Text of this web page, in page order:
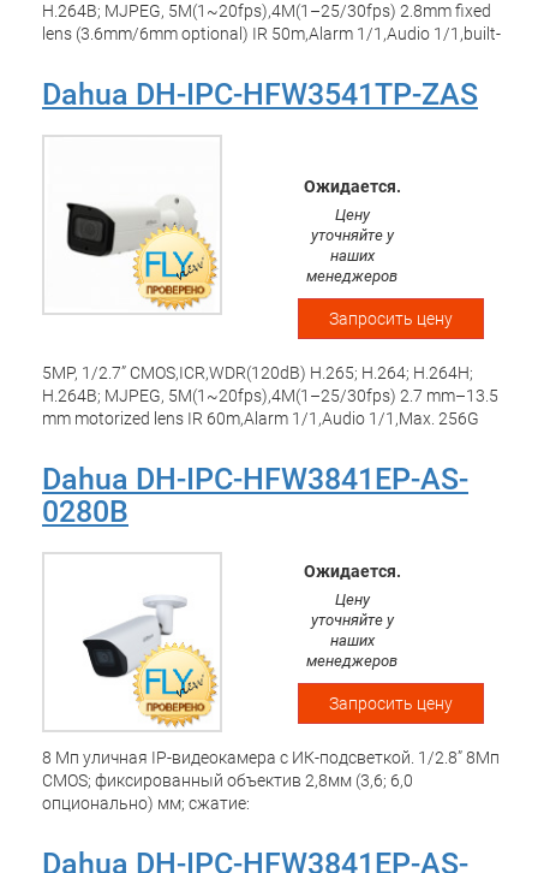
H.264B; MJPEG, 5M(1~20fps),4M(1–25/30fps) 2.8mm fixed
lens (3.6mm/6mm optional) IR 50m,Alarm 1/1,Audio 1/1,built-
Dahua DH-IPC-HFW3541TP-ZAS
5MP, 1/2.7” CMOS,ICR,WDR(120dB) H.265; H.264; H.264H;
H.264B; MJPEG, 5M(1~20fps),4M(1–25/30fps) 2.7 mm–13.5
mm motorized lens IR 60m,Alarm 1/1,Audio 1/1,Max. 256G
Ожидается.
Цену
уточняйте у
наших
менеджеров
Запросить цену
Dahua DH-IPC-HFW3841EP-AS-
0280B
8 Mп уличная IP-видеокамера с ИК-подсветкой. 1/2.8” 8Мп
CMOS; фиксированный объектив 2,8мм (3,6; 6,0
опционально) мм; сжатие:
разрешение и скорость трансляции видео: 8Мп(1~25к/с))
Ожидается.
Цену
уточняйте у
наших
менеджеров
Запросить цену
Dahua DH-IPC-HFW3841EP-AS-